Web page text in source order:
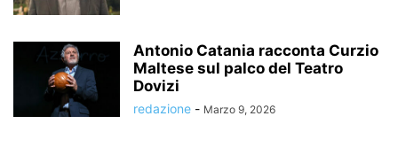
Antonio Catania racconta Curzio
Maltese sul palco del Teatro
Dovizi
redazione - Marzo 9, 2026